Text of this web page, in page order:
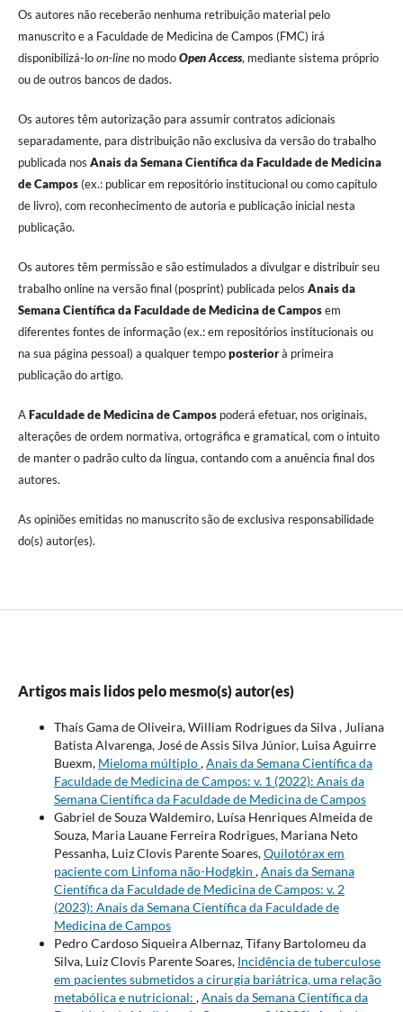
Os autores não receberão nenhuma retribuição material pelo
manuscrito e a Faculdade de Medicina de Campos (FMC) irá
disponibilizá-loon-lineno modoOpen Access, mediante sistema próprio
ou de outros bancos de dados.
Os autores têm autorização para assumir contratos adicionais
separadamente, para distribuição não exclusiva da versão do trabalho
publicada nos Anais da Semana Científica da Faculdade de Medicina
de Campos(ex.: publicar em repositório institucional ou como capítulo
de livro), com reconhecimento de autoria e publicação inicial nesta
publicação.
Os autores têm permissão e são estimulados a divulgar e distribuir seu
trabalho online na versão final (posprint) publicada pelos Anais da
Semana Científica da Faculdade de Medicina de Camposem
diferentes fontes de informação (ex.: em repositórios institucionais ou
na sua página pessoal) a qualquer tempoposteriorà primeira
publicação do artigo.
AFaculdade de Medicina de Campospoderá efetuar, nos originais,
alterações de ordem normativa, ortográfica e gramatical, com o intuito
de manter o padrão culto da língua, contando com a anuência final dos
autores.
As opiniões emitidas no manuscrito são de exclusiva responsabilidade
do(s) autor(es).
Artigos mais lidos pelo mesmo(s) autor(es)
Thaís Gama de Oliveira, William Rodrigues da Silva , Juliana
Batista Alvarenga, José de Assis Silva Júnior, Luisa Aguirre
Buexm, Mieloma múltiplo,Anais da Semana Científica da
Faculdade de Medicina de Campos: v. 1 (2022): Anais da
Semana Científica da Faculdade de Medicina de Campos
Gabriel de Souza Waldemiro, Luísa Henriques Almeida de
Souza, Maria Lauane Ferreira Rodrigues, Mariana Neto
Pessanha, Luiz Clovis Parente Soares,Quilotórax em
paciente com Linfoma não-Hodgkin ,Anais da Semana
Científica da Faculdade de Medicina de Campos: v. 2
(2023): Anais da Semana Científica da Faculdade de
Medicina de Campos
Pedro Cardoso Siqueira Albernaz, Tifany Bartolomeu da
Silva, Luiz Clovis Parente Soares, Incidência de tuberculose
em pacientes submetidos a cirurgia bariátrica, uma relação
metabólica e nutricional: ,Anais da Semana Científica da